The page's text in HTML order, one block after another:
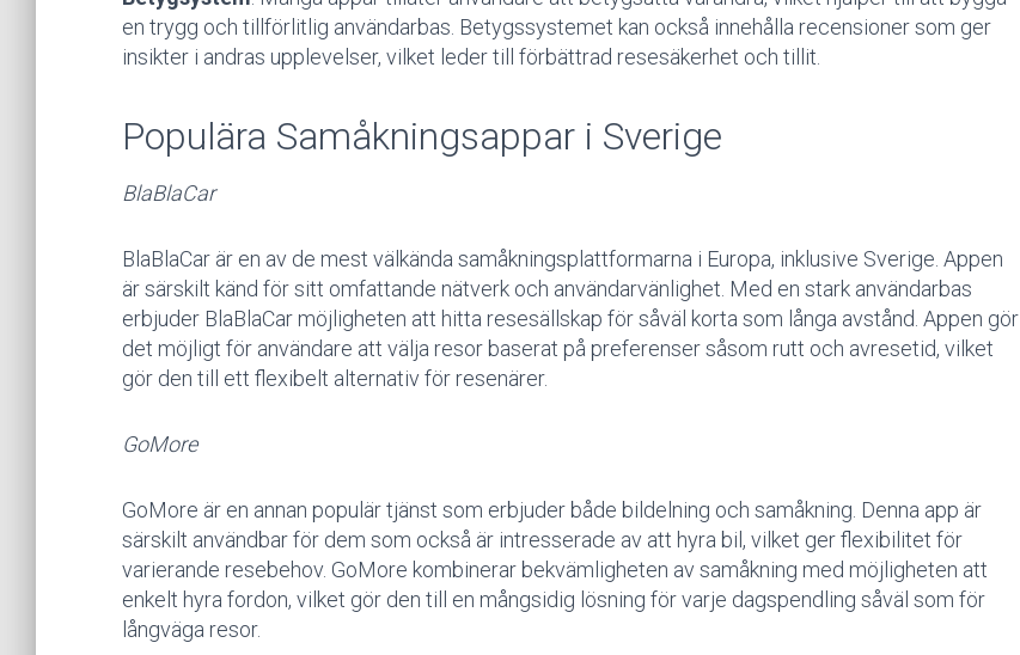
en trygg och tillförlitlig användarbas. Betygssystemet kan också innehålla recensioner som ger
insikter i andras upplevelser, vilket leder till förbättrad resesäkerhet och tillit.
Populära Samåkningsappar i Sverige
BlaBlaCar
BlaBlaCar är en av de mest välkända samåkningsplattformarna i Europa, inklusive Sverige. Appen
är särskilt känd för sitt omfattande nätverk och användarvänlighet. Med en stark användarbas
erbjuder BlaBlaCar möjligheten att hitta resesällskap för såväl korta som långa avstånd. Appen gör
det möjligt för användare att välja resor baserat på preferenser såsom rutt och avresetid, vilket
gör den till ett flexibelt alternativ för resenärer.
GoMore
GoMore är en annan populär tjänst som erbjuder både bildelning och samåkning. Denna app är
särskilt användbar för dem som också är intresserade av att hyra bil, vilket ger flexibilitet för
varierande resebehov. GoMore kombinerar bekvämligheten av samåkning med möjligheten att
enkelt hyra fordon, vilket gör den till en mångsidig lösning för varje dagspendling såväl som för
långväga resor.